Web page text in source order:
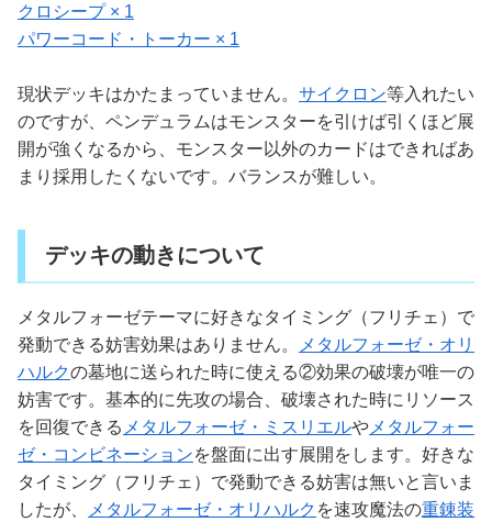
クロシープ × 1
パワーコード・トーカー × 1
現状デッキはかたまっていません。 サイクロン等入れたい
のですが、ペンデュラムはモンスターを引けば引くほど展
開が強くなるから、モンスター以外のカードはできればあ
まり採用したくないです。バランスが難しい。
デッキの動きについて
メタルフォーゼテーマに好きなタイミング（フリチェ）で
発動できる妨害効果はありません。
メタルフォーゼ・オリ
ハルクの墓地に送られた時に使える②効果の破壊が唯一の
妨害です。基本的に先攻の場合、破壊された時にリソース
を回復できる メタルフォーゼ・ミスリエルや メタルフォー
ゼ・コンビネーションを盤面に出す展開をします。好きな
タイミング（フリチェ）で発動できる妨害は無いと言いま
したが、
メタルフォーゼ・オリハルク を速攻魔法の重錬装